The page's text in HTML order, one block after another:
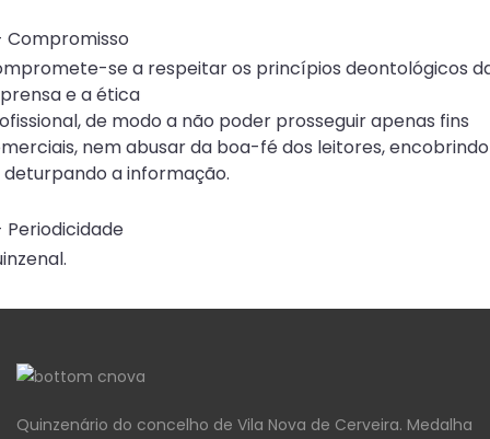
Compromisso
se a respeitar os princípios deontológicos
e a ética
de modo a não poder prosseguir apenas fins
nem abusar da boa-fé dos leitores, encobrindo
deturpando a informação.
Periodicidade
Quinzenário do concelho de Vila Nova de Cerveira. Medalha